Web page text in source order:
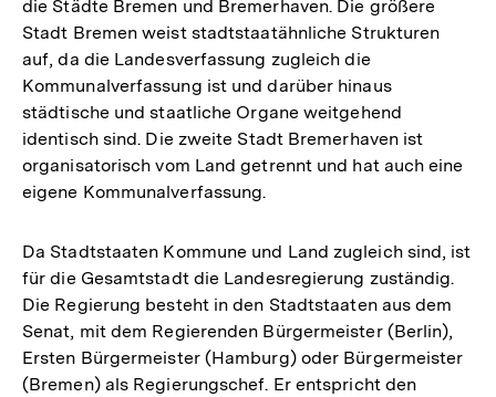
die Städte Bremen und Bremerhaven. Die größere
Stadt Bremen weist stadtstaatähnliche Strukturen
auf, da die Landesverfassung zugleich die
Kommunalverfassung ist und darüber hinaus
städtische und staatliche Organe weitgehend
identisch sind. Die zweite Stadt Bremerhaven ist
organisatorisch vom Land getrennt und hat auch eine
eigene Kommunalverfassung.
Da Stadtstaaten Kommune und Land zugleich sind, ist
für die Gesamtstadt die Landesregierung zuständig.
Die Regierung besteht in den Stadtstaaten aus dem
Senat, mit dem Regierenden Bürgermeister (Berlin),
Ersten Bürgermeister (Hamburg) oder Bürgermeister
(Bremen) als Regierungschef. Er entspricht den